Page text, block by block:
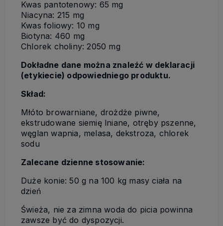
Kwas pantotenowy: 65 mg
Niacyna: 215 mg
Kwas foliowy: 10 mg
Biotyna: 460 mg
Chlorek choliny: 2050 mg
Dokładne dane można znaleźć w deklaracji
(etykiecie) odpowiedniego produktu.
Skład:
Młóto browarniane, drożdże piwne,
ekstrudowane siemię lniane, otręby pszenne,
węglan wapnia, melasa, dekstroza, chlorek
sodu
Zalecane dzienne stosowanie:
Duże konie: 50 g na 100 kg masy ciała na
dzień
Świeża, nie za zimna woda do picia powinna
zawsze być do dyspozycji.